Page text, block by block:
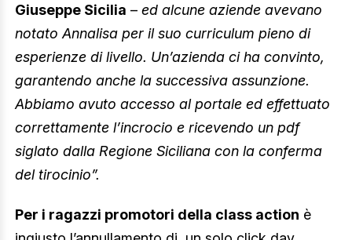
Giuseppe Sicilia – ed alcune aziende avevano
notato Annalisa per il suo curriculum pieno di
esperienze di livello. Un’azienda ci ha convinto,
garantendo anche la successiva assunzione.
Abbiamo avuto accesso al portale ed effettuato
correttamente l’incrocio e ricevendo un pdf
siglato dalla Regione Siciliana con la conferma
del tirocinio”.
Per i ragazzi promotori della class action è